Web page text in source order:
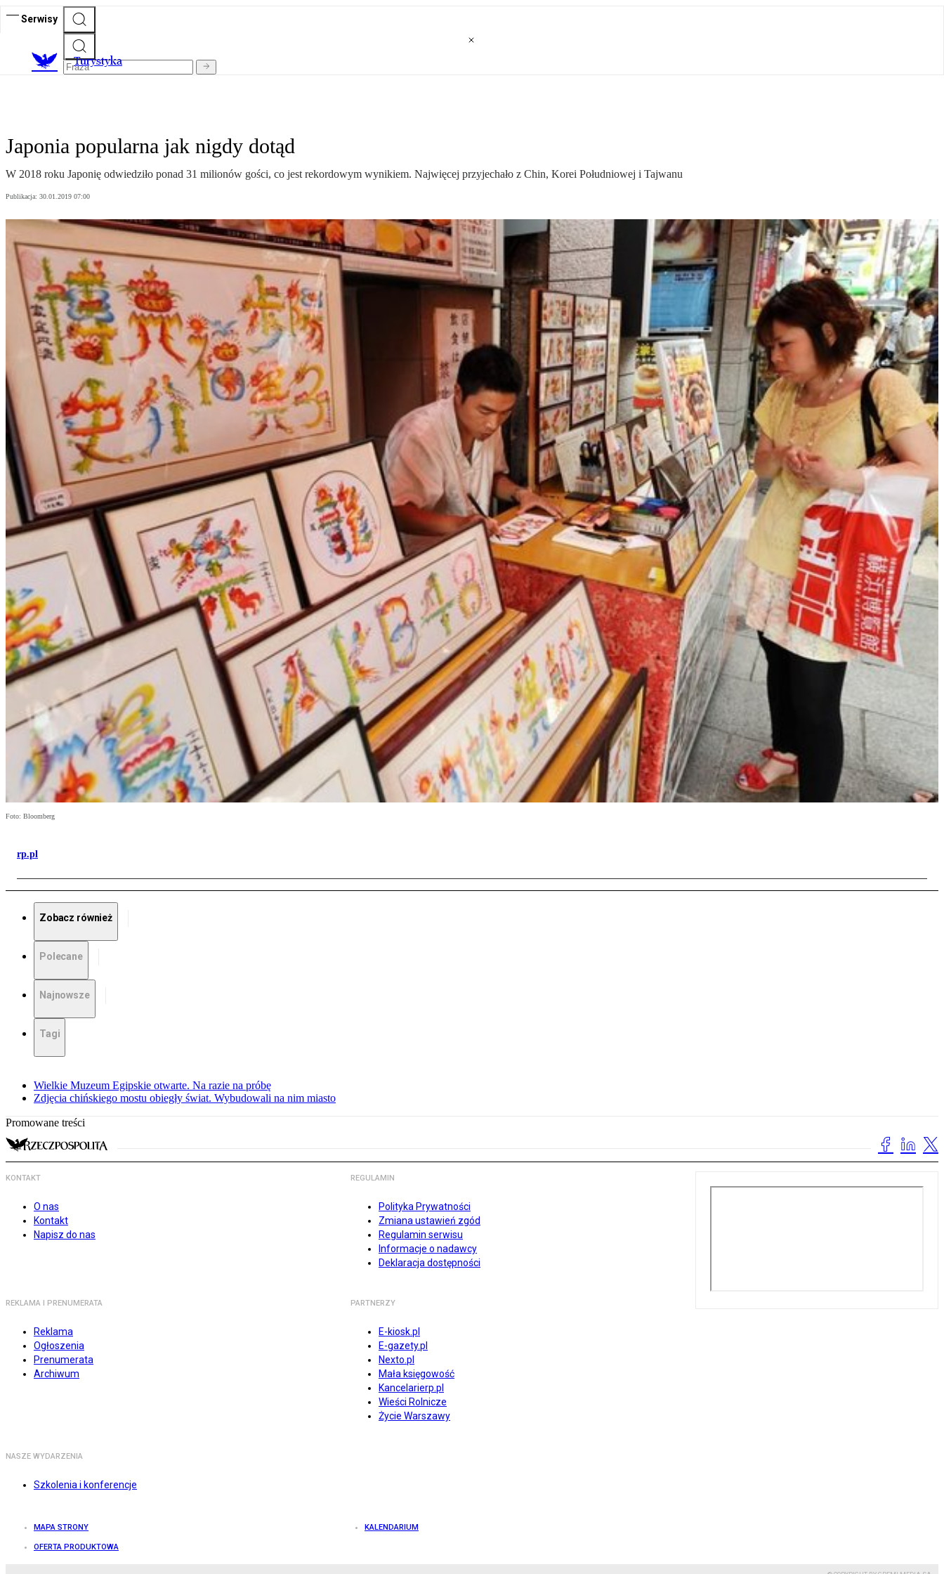
Serwisy
Turystyka
Japonia popularna jak nigdy dotąd
W 2018 roku Japonię odwiedziło ponad 31 milionów gości, co jest rekordowym wynikiem. Najwięcej przyjechało z Chin, Korei Południowej i Tajwanu
Publikacja: 30.01.2019 07:00
Foto: Bloomberg
rp.pl
Zobacz również
Polecane
Najnowsze
Tagi
Wielkie Muzeum Egipskie otwarte. Na razie na próbę
Zdjęcia chińskiego mostu obiegły świat. Wybudowali na nim miasto
Promowane treści
KONTAKT
O nas
Kontakt
Napisz do nas
REGULAMIN
Polityka Prywatności
Zmiana ustawień zgód
Regulamin serwisu
Informacje o nadawcy
Deklaracja dostępności
REKLAMA I PRENUMERATA
Reklama
Ogłoszenia
Prenumerata
Archiwum
PARTNERZY
E-kiosk.pl
E-gazety.pl
Nexto.pl
Mała księgowość
Kancelarierp.pl
Wieści Rolnicze
Życie Warszawy
NASZE WYDARZENIA
Szkolenia i konferencje
MAPA STRONY KALENDARIUM
OFERTA PRODUKTOWA